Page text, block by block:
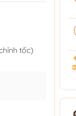
tốc)